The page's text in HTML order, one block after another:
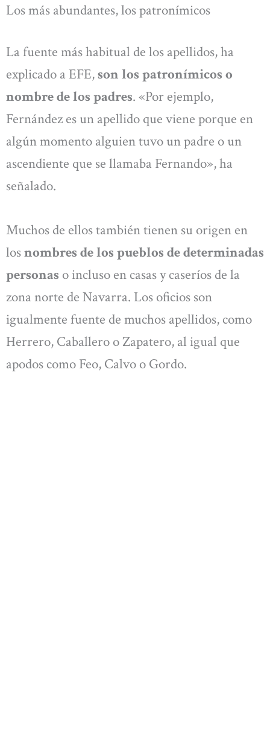
Los más abundantes, los patronímicos
La fuente más habitual de los apellidos, ha
explicado a EFE,son los patronímicos o
nombre de los padres. «Por ejemplo,
Fernández es un apellido que viene porque en
algún momento alguien tuvo un padre o un
ascendiente que se llamaba Fernando», ha
señalado.
Muchos de ellos también tienen su origen en
losnombres de los pueblos de determinadas
personas o incluso en casas y caseríos de la
zona norte de Navarra. Los oficios son
igualmente fuente de muchos apellidos, como
Herrero, Caballero o Zapatero, al igual que
apodos como Feo, Calvo o Gordo.